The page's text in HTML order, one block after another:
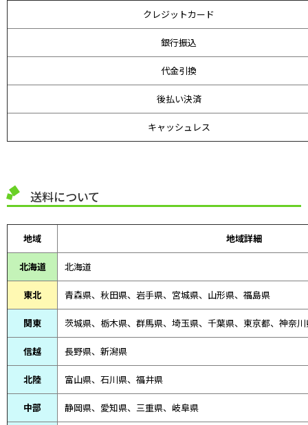
クレジットカード
銀行振込
代金引換
後払い決済
キャッシュレス
送料について
地域 地域詳細
北海道 北海道
東北 青森県、 秋田県、 岩手県、宮城県、山形県、福島県
関東 茨城県、栃木県、群馬県、埼玉県、千葉県、東京都、神奈
信越 長野県、新潟県
北陸 富山県、 石川県、 福井県
中部 静岡県、 愛知県、 三重県、 岐阜県